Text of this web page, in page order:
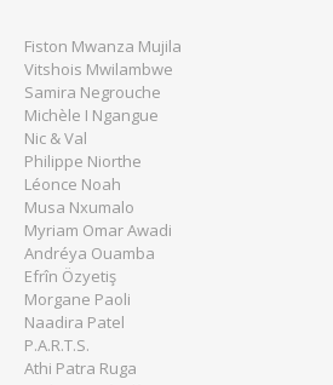
Fiston Mwanza Mujila
Vitshois Mwilambwe
Samira Negrouche
Michèle I Ngangue
Nic & Val
Philippe Niorthe
Léonce Noah
Musa Nxumalo
Myriam Omar Awadi
Andréya Ouamba
Efrîn Özyetiş
Morgane Paoli
Naadira Patel
P.A.R.T.S.
Athi Patra Ruga